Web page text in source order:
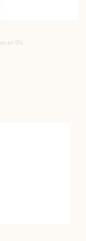
en 5%…